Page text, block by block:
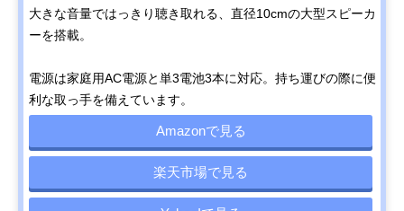
大きな音量ではっきり聴き取れる、直径10cmの大型スピーカ
ーを搭載。
電源は家庭用AC電源と単3電池3本に対応。持ち運びの際に便
利な取っ手を備えています。
Amazonで見る
楽天市場で見る